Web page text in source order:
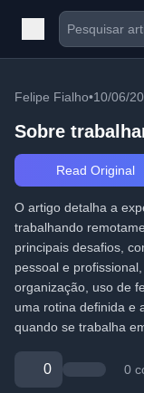
Felipe Fialho•10/06/
Sobre
Read Original
O artigo detalha a
trabalhando
principais desafios,
pessoal e
organização, uso de
uma rotina definida e
quando se trabalha
0 0